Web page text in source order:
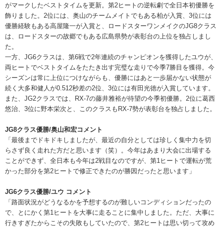
がマークしたベストタイムを更新。第2ヒートの逆転劇で全日本初優勝を
飾りました。2位には、奥山のチームメイトでもある柏が入賞、3位には
優勝経験もある高屋隆一が入賞と、ロードスターワンメイクのJG8クラス
は、ロードスターの故郷でもある広島県勢が表彰台の上位を独占しまし
た。
一方、JG6クラスは、第6戦で2年連続のチャンピオンを獲得したユウが、
両ヒートでベストタイムをたたき出す完璧な走りで今季7勝目を獲得。今
シーズンは常に上位につけながらも、優勝にはあと一歩届かない状態が
続く大多和健人が0.512秒差の2位、3位には有田光徳が入賞しています。
また、JG2クラスでは、RX-7の藤井雅裕が待望の今季初優勝。2位に葛西
悠治、3位に野本栄次と、このクラスもRX-7勢が表彰台を独占しました。
JG8クラス優勝/奥山和宏コメント
「最後までドキドキしましたが、最近の自分としては珍しく集中力を切
らさず良く走れた方だと思います（笑）。今年はあまり大会に出場する
ことができず、全日本も今年は2戦目なのですが、第1ヒートで運転が荒
かった部分を第2ヒートで修正できたのが勝因だったと思います」
JG6クラス優勝/ユウ コメント
「路面状況がどうなるかを予想するのが難しいコンディションだったの
で、とにかく第1ヒートを大事に走ることに集中しました。ただ、大事に
行きすぎたからこその失敗もしていたので、第2ヒートは思い切って攻め